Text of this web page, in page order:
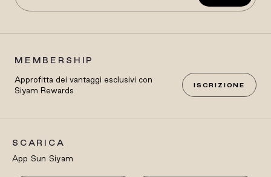
MEMBERSHIP
Approfitta dei vantaggi esclusivi con
Siyam Rewards
ISCRIZIONE
SCARICA
App Sun Siyam